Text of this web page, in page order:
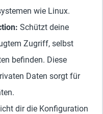
wie Linux.
: Schützt deine
Zugriff, selbst
befinden. Diese
Daten sorgt für
dir die Konfiguration